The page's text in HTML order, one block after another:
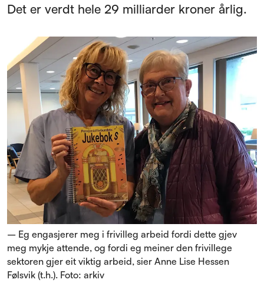
Det er verdt hele 29 milliarder kroner årlig.
– Eg engasjerer meg i frivilleg arbeid fordi dette gjev
meg mykje attende, og fordi eg meiner den frivillege
sektoren gjer eit viktig arbeid, sier Anne Lise Hessen
Følsvik (t.h.). Foto: arkiv